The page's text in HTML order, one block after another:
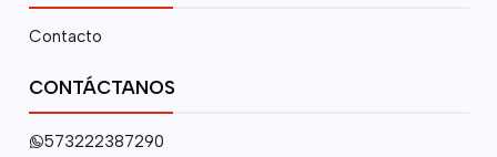
Contacto
CONTÁCTANOS
573222387290